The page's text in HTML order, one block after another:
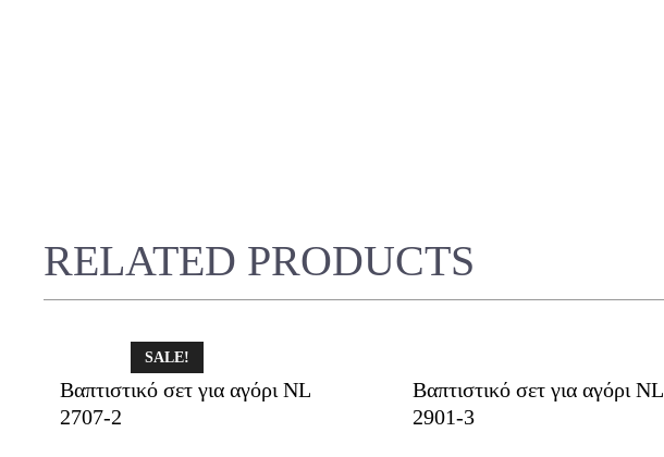
RELATED PRODUCTS
SALE!
Βαπτιστικό σετ για αγόρι NL
2707-2
Βαπτιστικό σετ για αγόρι NL
2901-3